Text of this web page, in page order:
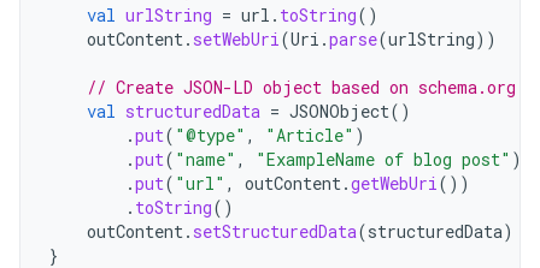
val urlString = url . toString()
outContent. setWebUri(Uri .parse(urlString))
// Create JSON-LD object based on schema.org
val structuredData = JSONObject()
.put( "@type" , "Article" )
.put( "name" , "ExampleName of blog post" )
.put( "url" , outContent.getWebUri())
. toString()
outContent. setStructuredData(structuredData)
}